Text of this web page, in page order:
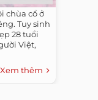
chùa cổ ở
Tuy sinh
28 tuổi
Việt,
Xem thêm